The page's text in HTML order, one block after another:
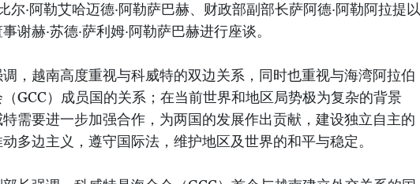
尔·阿勒艾哈迈德·阿勒萨巴赫、财政部副部长萨阿德·阿勒阿拉提以
谢赫·苏德·萨利姆·阿勒萨巴赫进行座谈。
，越南高度重视与科威特的双边关系，同时也重视与海湾阿拉伯
GCC）成员国的关系；在当前世界和地区局势极为复杂的背景
需要进一步加强合作，为两国的发展作出贡献，建设独立自主的
多边主义，遵守国际法，维护地区及世界的和平与稳定。